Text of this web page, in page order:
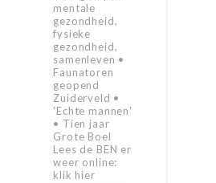
mentale
gezondheid,
fysieke
gezondheid,
samenleven •
Faunatoren
geopend
Zuiderveld •
'Echte mannen'
• Tien jaar
Grote Boel
Lees de BEN er
weer online:
klik hier